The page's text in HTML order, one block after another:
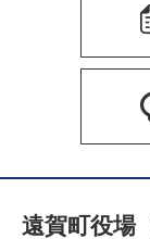
遠賀町役場